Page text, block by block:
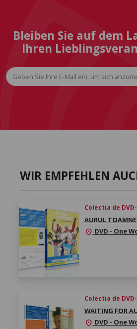
Bleiben Sie auf dem
Ihren
WIR EMPFEHLEN
Colectia de
AURUL
location_on DVD - One
Colectia de
WAITING FOR
location_on DVD - One